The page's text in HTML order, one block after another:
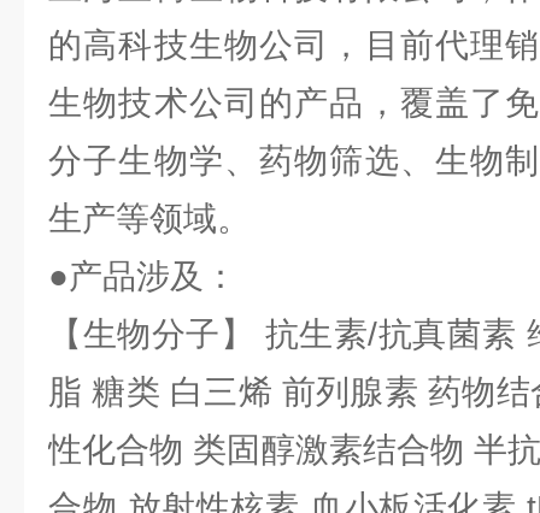
的高科技生物公司，目前代理
生物技术公司的产品，覆盖了
分子生物学、药物筛选、生物
生产等领域。
●产品涉及：
【生物分子】 抗生素/抗真菌素
脂 糖类 白三烯 前列腺素 药物
性化合物 类固醇激素结合物 半